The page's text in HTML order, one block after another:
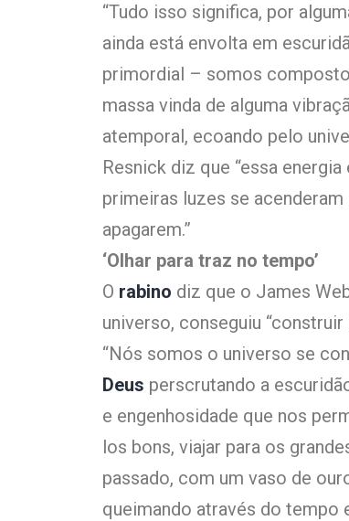
“Tudo isso significa, por
ainda está envolta em
primordial – somos
massa vinda de alguma
atemporal, ecoando pelo
Resnick diz que “essa
primeiras luzes se
apagarem.”
‘Olhar para traz no tempo’
O rabino diz que o James
universo, conseguiu
“Nós somos o universo se
Deus perscrutando a
e engenhosidade que nos
los bons, viajar para os
passado, com um vaso de
queimando através do tempo